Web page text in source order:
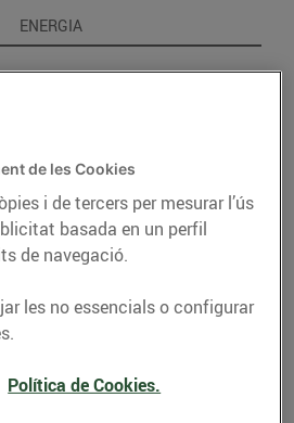
ENERGIA
I TRADICIONS
de les Cookies
i de tercers per mesurar l’ús
basada en un perfil
de navegació.
les no essencials o configurar
Política de Cookies.